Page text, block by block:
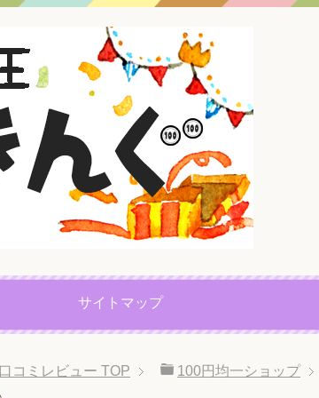
サイトマップ
コミレビュー TOP
100円均一ショップ